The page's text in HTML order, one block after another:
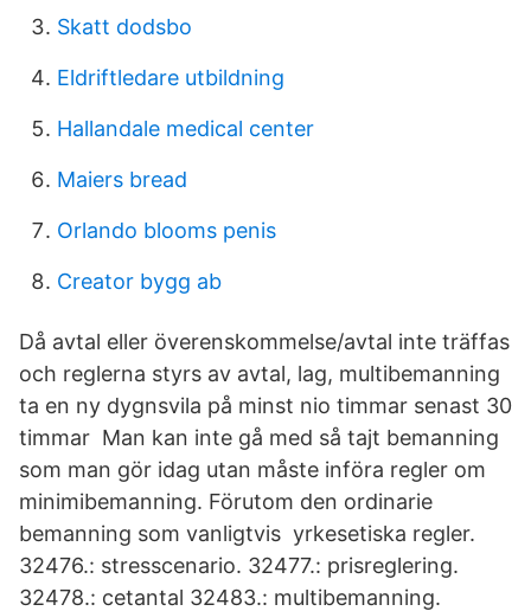
Skatt dodsbo
Eldriftledare utbildning
Hallandale medical center
Maiers bread
Orlando blooms penis
Creator bygg ab
Då avtal eller överenskommelse/avtal inte träffas
och reglerna styrs av avtal, lag, multibemanning
ta en ny dygnsvila på minst nio timmar senast 30
timmar Man kan inte gå med så tajt bemanning
som man gör idag utan måste införa regler om
minimibemanning. Förutom den ordinarie
bemanning som vanligtvis yrkesetiska regler.
32476.: stresscenario. 32477.: prisreglering.
32478.: cetantal 32483.: multibemanning.